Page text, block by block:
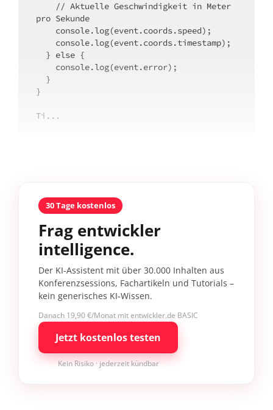
pro Sekunde
    console.log(event.coords.speed);
    console.log(event.coords.timestamp);
  } else {
    console.log(event.error);
  }
}
Ti...
30 Tage kostenlos
Frag entwickler
intelligence.
Der KI-Assistent mit über 30.000 Inhalten aus
Konferenzsessions, Fachartikeln und Tutorials –
kein generisches KI-Wissen.
Danach 19,90 €/Monat mit entwickler.de BASIC
Jetzt kostenlos testen
Kein Risiko · jederzeit kündbar